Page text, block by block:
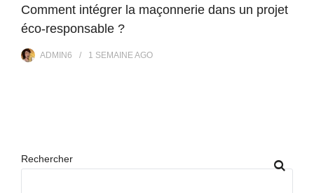
Comment intégrer la maçonnerie dans un projet
éco-responsable ?
ADMIN6 1 SEMAINE AGO
Rechercher